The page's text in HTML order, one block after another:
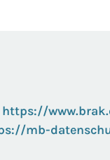
https://
mb-